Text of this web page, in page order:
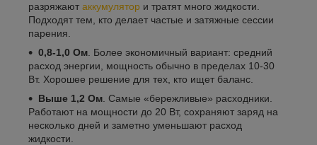
разряжают аккумулятор и тратят много жидкости.
Подходят тем, кто делает частые и затяжные сессии
парения.
0,8-1,0 Ом . Более экономичный вариант: средний
расход энергии, мощность обычно в пределах 10-30
Вт. Хорошее решение для тех, кто ищет баланс.
Выше 1,2 Ом . Самые «бережливые» расходники.
Работают на мощности до 20 Вт, сохраняют заряд на
несколько дней и заметно уменьшают расход
жидкости.